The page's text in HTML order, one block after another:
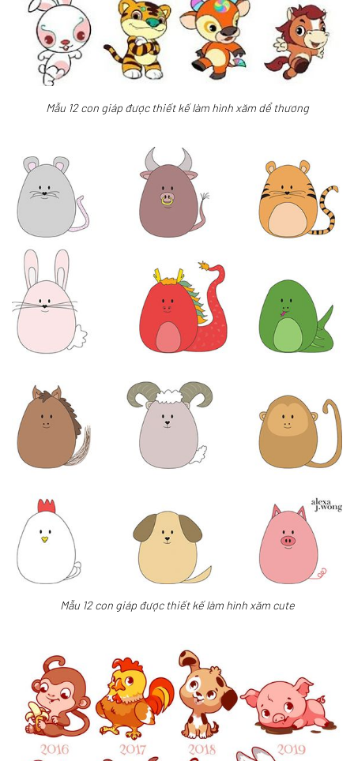
Mẫu 12 con giáp được thiết kế làm hình xăm dể thương
Mẫu 12 con giáp được thiết kế làm hình xăm cute